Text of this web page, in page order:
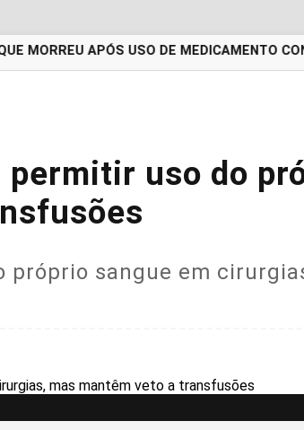
APÓS USO DE MEDICAMENTO
uso do
sangue em